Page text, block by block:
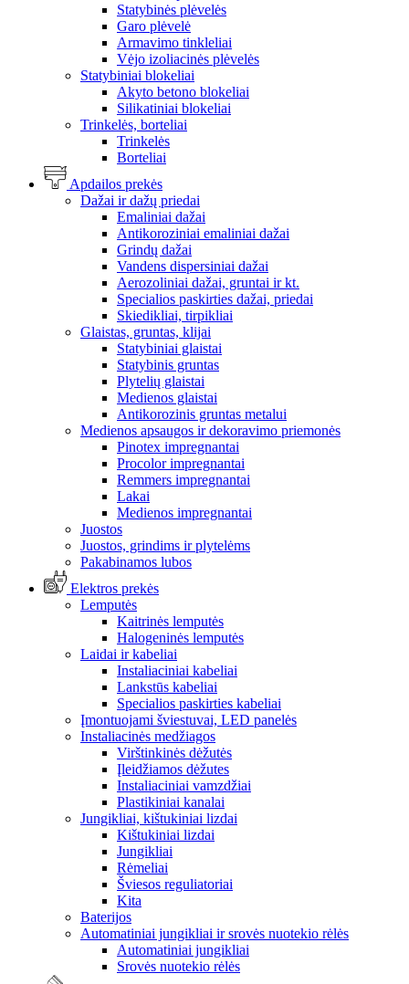
Statybinės plėvelės
Garo plėvelė
Armavimo tinkleliai
Vėjo izoliacinės plėvelės
Statybiniai blokeliai
Akyto betono blokeliai
Silikatiniai blokeliai
Trinkelės, borteliai
Trinkelės
Borteliai
Apdailos prekės
Dažai ir dažų priedai
Emaliniai dažai
Antikoroziniai emaliniai dažai
Grindų dažai
Vandens dispersiniai dažai
Aerozoliniai dažai, gruntai ir kt.
Specialios paskirties dažai, priedai
Skiedikliai, tirpikliai
Glaistas, gruntas, klijai
Statybiniai glaistai
Statybinis gruntas
Plytelių glaistai
Medienos glaistai
Antikorozinis gruntas metalui
Medienos apsaugos ir dekoravimo priemonės
Pinotex impregnantai
Procolor impregnantai
Remmers impregnantai
Lakai
Medienos impregnantai
Juostos
Juostos, grindims ir plytelėms
Pakabinamos lubos
Elektros prekės
Lemputės
Kaitrinės lemputės
Halogeninės lemputės
Laidai ir kabeliai
Instaliaciniai kabeliai
Lankstūs kabeliai
Specialios paskirties kabeliai
Įmontuojami šviestuvai, LED panelės
Instaliacinės medžiagos
Virštinkinės dėžutės
Įleidžiamos dėžutes
Instaliaciniai vamzdžiai
Plastikiniai kanalai
Jungikliai, kištukiniai lizdai
Kištukiniai lizdai
Jungikliai
Rėmeliai
Šviesos reguliatoriai
Kita
Baterijos
Automatiniai jungikliai ir srovės nuotekio rėlės
Automatiniai jungikliai
Srovės nuotekio rėlės